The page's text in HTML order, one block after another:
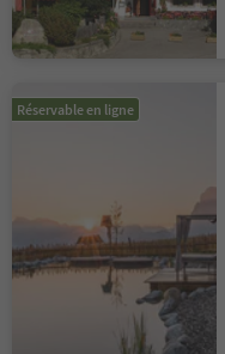
Réservable en ligne